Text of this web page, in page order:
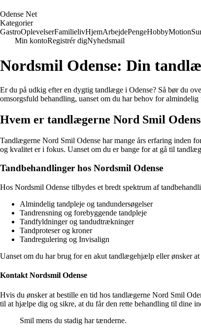
Odense Net
Kategorier
GastroOplevelserFamilielivHjemArbejdePengeHobbyMotion
Min kontoRegistrér digNyhedsmail
Nordsmil Odense: Din
Er du på udkig efter en dygtig tandlæge i Odense? Så bør du
omsorgsfuld behandling, uanset om du har behov for
Hvem er tandlægerne Nord Smil
Tandlægerne Nord Smil Odense har mange års erfaring inden
og kvalitet er i fokus. Uanset om du er bange for at gå til
Tandbehandlinger hos Nordsmil Odense
Hos Nordsmil Odense tilbydes et bredt spektrum af
Almindelig tandpleje og tandundersøgelser
Tandrensning og forebyggende tandpleje
Tandfyldninger og tandudtrækninger
Tandproteser og kroner
Tandregulering og Invisalign
Uanset om du har brug for en akut tandlægehjælp eller ønsker
Kontakt Nordsmil Odense
Hvis du ønsker at bestille en tid hos tandlægerne Nord Smil
til at hjælpe dig og sikre, at du får den rette behandling til dine
Smil mens du stadig har tænderne.